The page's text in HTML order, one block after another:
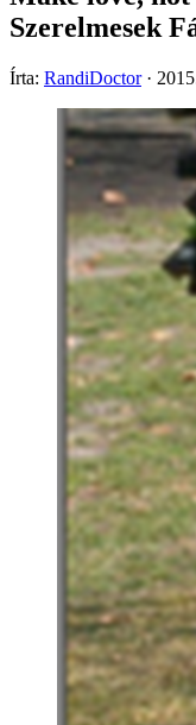
Szerelmesek
Írta: RandiDoctor ·